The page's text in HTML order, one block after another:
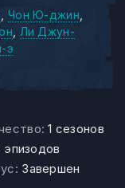
Чон Ю-джин
Ли Джун-
э
1 сезонов
эпизодов
Завершен